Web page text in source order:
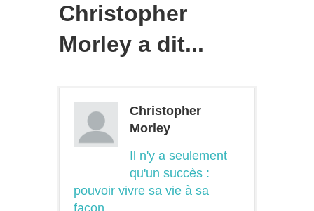
Christopher
Morley a dit...
Christopher
Morley
Il n'y a seulement
qu'un succès :
pouvoir vivre sa vie à sa